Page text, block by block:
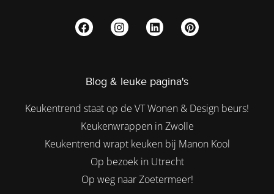
Blog & leuke pagina's
Keukentrend staat op de VT Wonen & Design beurs!
Keukenwrappen in Zwolle
Keukentrend wrapt keuken bij Manon Kool
Op bezoek in Utrecht
Op weg naar Zoetermeer!